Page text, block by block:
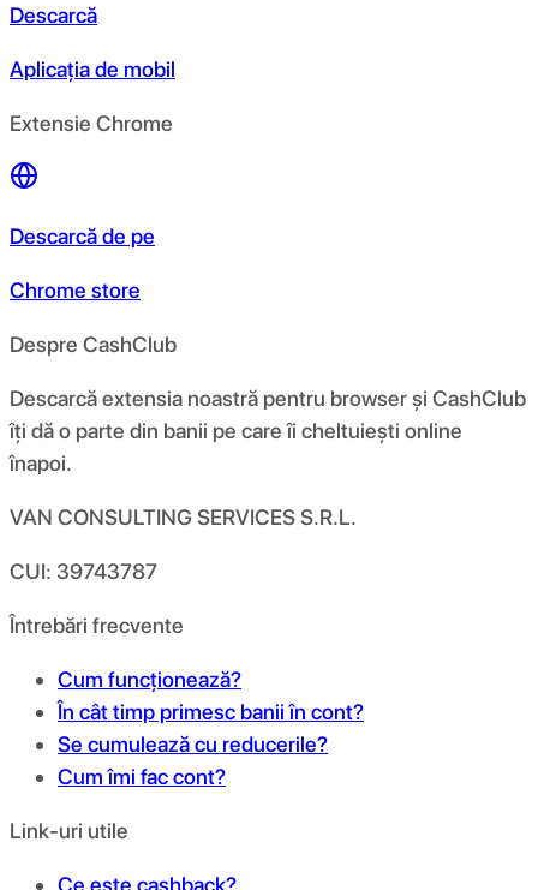
Descarcă
Aplicația de mobil
Extensie Chrome
Descarcă de pe
Chrome store
Despre CashClub
Descarcă extensia noastră pentru browser și CashClub
îți dă o parte din banii pe care îi cheltuiești online
înapoi.
VAN CONSULTING SERVICES S.R.L.
CUI: 39743787
Întrebări frecvente
Cum funcționează?
În cât timp primesc banii în cont?
Se cumulează cu reducerile?
Cum îmi fac cont?
Link-uri utile
Ce este cashback?